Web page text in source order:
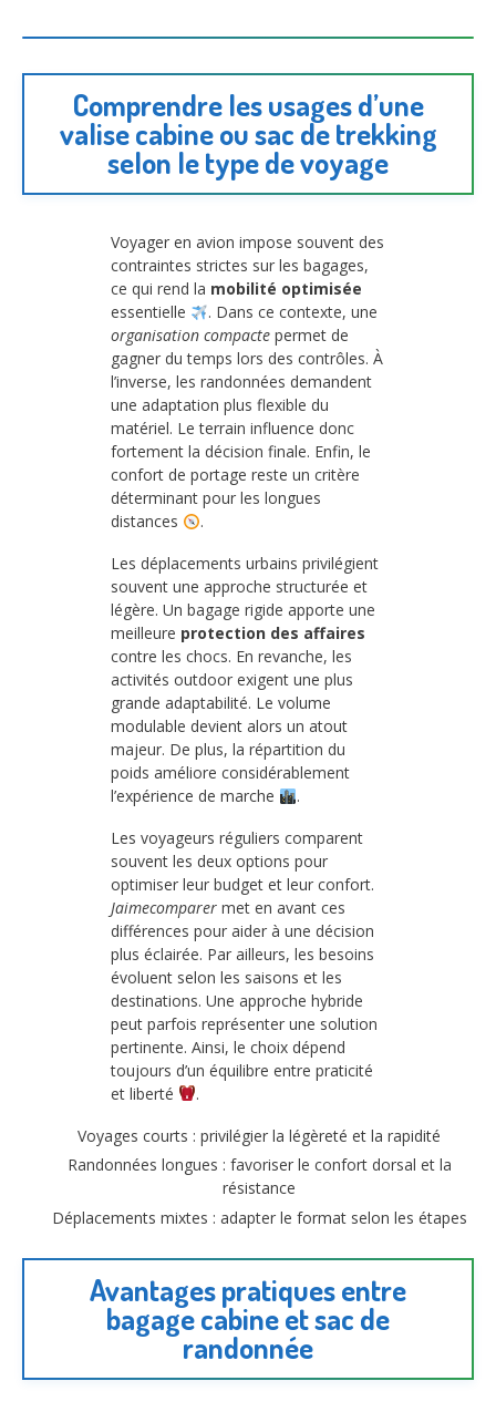
Comprendre les usages d’une
valise cabine ou sac de trekking
selon le type de voyage
Voyager en avion impose souvent des
contraintes strictes sur les bagages,
ce qui rend la mobilité optimisée
essentielle
. Dans ce contexte, une
organisation compacte permet de
gagner du temps lors des contrôles. À
l’inverse, les randonnées demandent
une adaptation plus flexible du
matériel. Le terrain influence donc
fortement la décision finale. Enfin, le
confort de portage reste un critère
déterminant pour les longues
distances
.
Les déplacements urbains privilégient
souvent une approche structurée et
légère. Un bagage rigide apporte une
meilleure protection des affaires
contre les chocs. En revanche, les
activités outdoor exigent une plus
grande adaptabilité. Le volume
modulable devient alors un atout
majeur. De plus, la répartition du
poids améliore considérablement
l’expérience de marche
.
Les voyageurs réguliers comparent
souvent les deux options pour
optimiser leur budget et leur confort.
Jaimecomparer met en avant ces
différences pour aider à une décision
plus éclairée. Par ailleurs, les besoins
évoluent selon les saisons et les
destinations. Une approche hybride
peut parfois représenter une solution
pertinente. Ainsi, le choix dépend
toujours d’un équilibre entre praticité
et liberté
.
Voyages courts : privilégier la légèreté et la rapidité
Randonnées longues : favoriser le confort dorsal et la
résistance
Déplacements mixtes : adapter le format selon les étapes
Avantages pratiques entre
bagage cabine et sac de
randonnée